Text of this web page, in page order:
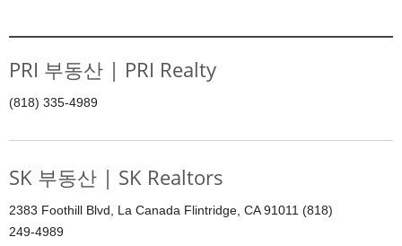
PRI 부동산 | PRI Realty
(818) 335-4989
SK 부동산 | SK Realtors
2383 Foothill Blvd, La Canada Flintridge, CA 91011 (818)
249-4989